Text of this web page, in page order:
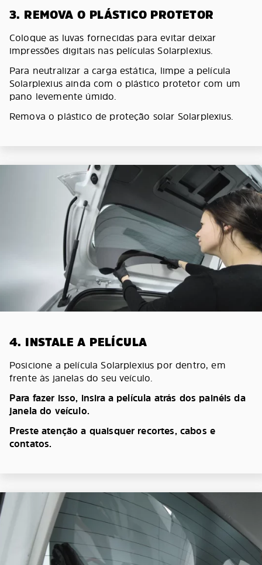
3. REMOVA O PLÁSTICO PROTETOR
Coloque as luvas fornecidas para evitar deixar
impressões digitais nas películas Solarplexius.
Para neutralizar a carga estática, limpe a película
Solarplexius ainda com o plástico protetor com um
pano levemente úmido.
Remova o plástico de proteção solar Solarplexius.
4. INSTALE A PELÍCULA
Posicione a película Solarplexius por dentro, em
frente às janelas do seu veículo.
Para fazer isso, insira a película atrás dos painéis da
janela do veículo.
Preste atenção a quaisquer recortes, cabos e
contatos.